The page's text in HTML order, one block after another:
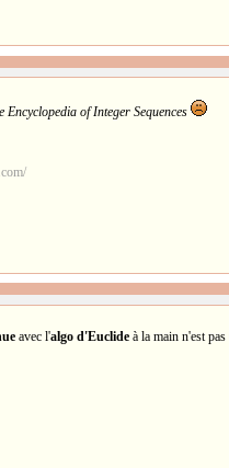
Encyclopedia of Integer Sequences
avec l'algo d'Euclide à la main n'est pas